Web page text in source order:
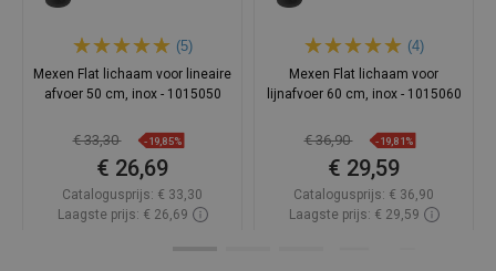
(5)
Mexen Flat lichaam voor lineaire
afvoer 50 cm, inox - 1015050
€ 33,30 -19,85%
€ 26,69
Catalogusprijs: € 33,30
Laagste prijs: € 26,69
(4)
Mexen Flat lichaam voor
lijnafvoer 60 cm, inox - 1015060
€ 36,90 -19,81%
€ 29,59
Catalogusprijs: € 36,90
Laagste prijs: € 29,59